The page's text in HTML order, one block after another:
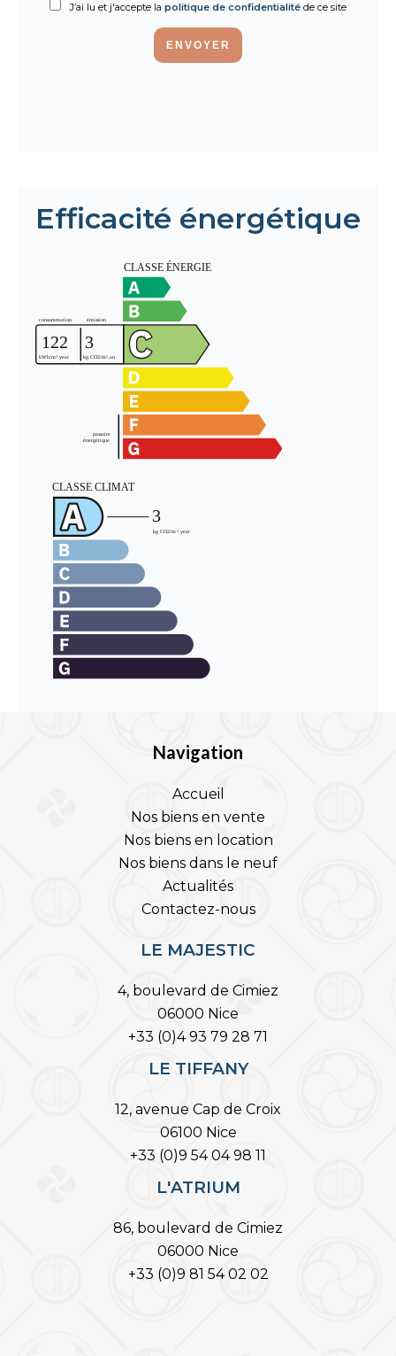
J’ai lu et j'accepte la politique de confidentialité de ce site
ENVOYER
Efficacité énergétique
Navigation
Accueil
Nos biens en vente
Nos biens en location
Nos biens dans le neuf
Actualités
Contactez-nous
LE MAJESTIC
4, boulevard de Cimiez
06000 Nice
+33 (0)4 93 79 28 71
LE TIFFANY
12, avenue Cap de Croix
06100 Nice
+33 (0)9 54 04 98 11
L'ATRIUM
86, boulevard de Cimiez
06000 Nice
+33 (0)9 81 54 02 02